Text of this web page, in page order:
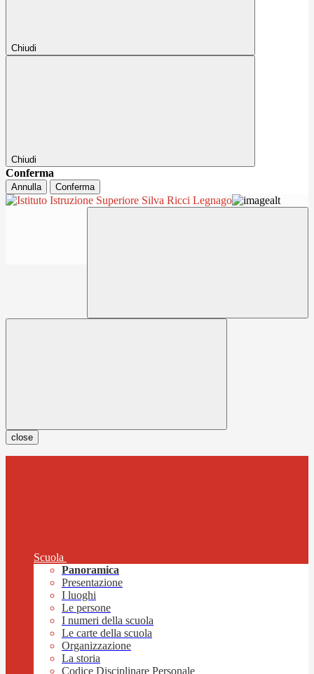
Chiudi
Chiudi
Conferma
Annulla Conferma
close
Scuola
Panoramica
Presentazione
I luoghi
Le persone
I numeri della scuola
Le carte della scuola
Organizzazione
La storia
Codice Disciplinare Personale